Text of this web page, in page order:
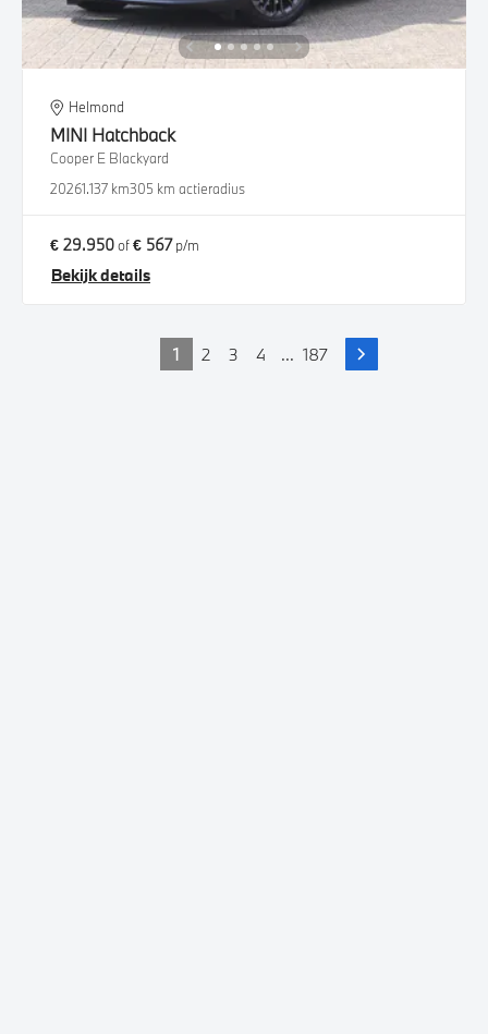
Helmond
MINI Hatchback
Cooper E Blackyard
20261.137 km305 km actieradius
€ 29.950of€ 567p/m
Bekijk details
1 2 3 4 ... 187